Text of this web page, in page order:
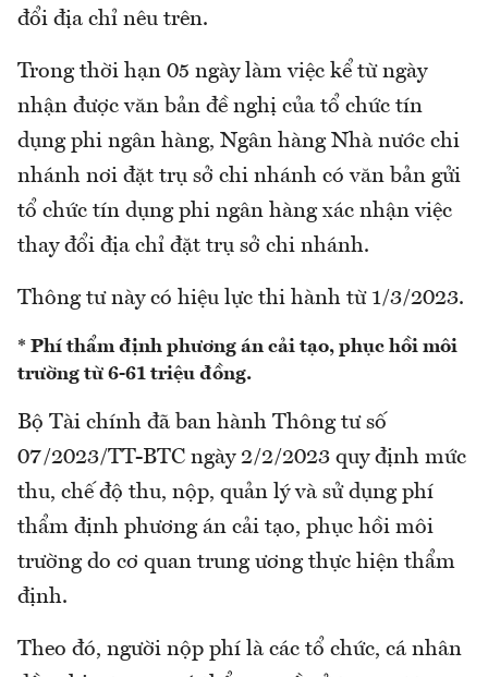
đổi địa chỉ nêu trên.
Trong thời hạn 05 ngày làm việc kể từ ngày
nhận được văn bản đề nghị của tổ chức tín
dụng phi ngân hàng, Ngân hàng Nhà nước chi
nhánh nơi đặt trụ sở chi nhánh có văn bản gửi
tổ chức tín dụng phi ngân hàng xác nhận việc
thay đổi địa chỉ đặt trụ sở chi nhánh.
Thông tư này có hiệu lực thi hành từ 1/3/2023.
* Phí thẩm định phương án cải tạo, phục hồi môi
trường từ 6-61 triệu đồng.
Bộ Tài chính đã ban hành Thông tư số
07/2023/TT-BTC ngày 2/2/2023 quy định mức
thu, chế độ thu, nộp, quản lý và sử dụng phí
thẩm định phương án cải tạo, phục hồi môi
trường do cơ quan trung ương thực hiện thẩm
định.
Theo đó, người nộp phí là các tổ chức, cá nhân